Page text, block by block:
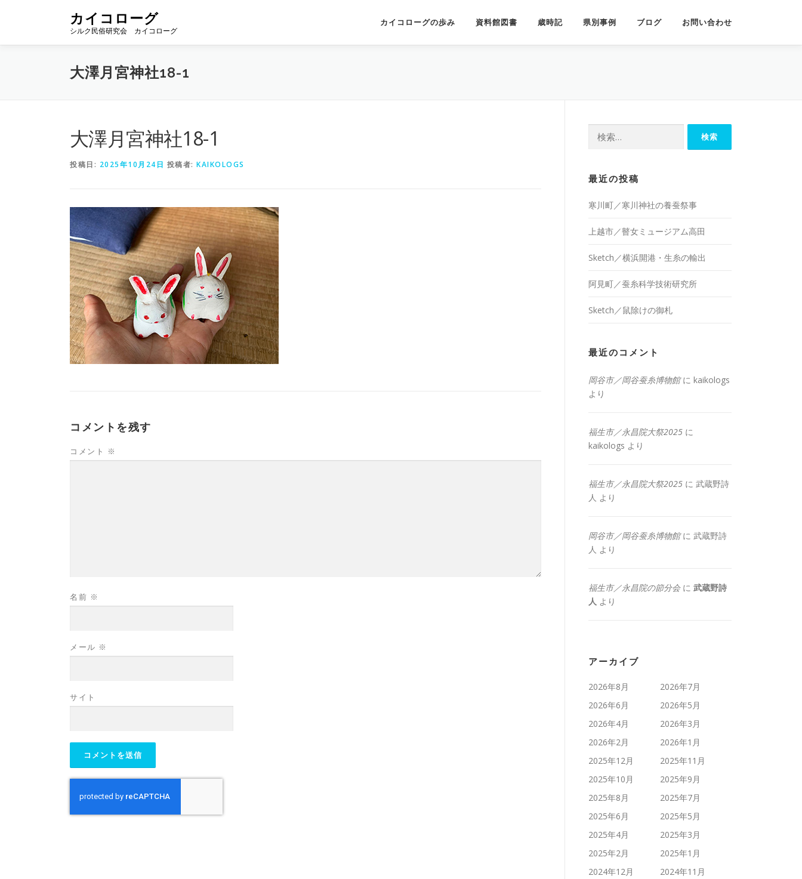
ン
カイコローグ
シルク民俗研究会 カイコローグ
カイコローグの歩み 資料館図書 歳時記 県別事例 ブログ お問い合わせ
大澤月宮神社18-1
大澤月宮神社18-1
投稿日: 2025年10月24日 投稿者: KAIKOLOGS
コメントを残す
コメント ※
名前 ※
メール ※
サイト
最近の投稿
寒川町／寒川神社の養蚕祭事
上越市／瞽女ミュージアム高田
Sketch／横浜開港・生糸の輸出
阿見町／蚕糸科学技術研究所
Sketch／鼠除けの御札
最近のコメント
岡谷市／岡谷蚕糸博物館に kaikologs
より
福生市／永昌院大祭2025 に
kaikologs より
福生市／永昌院大祭2025 に 武蔵野詩
人 より
岡谷市／岡谷蚕糸博物館に 武蔵野詩
人 より
福生市／永昌院の節分会に 武蔵野詩
人 より
アーカイブ
2026年8月
2026年7月
2026年6月
2026年5月
2026年4月
2026年3月
2026年2月
2026年1月
2025年12月
2025年11月
2025年10月
2025年9月
2025年8月
2025年7月
2025年6月
2025年5月
2025年4月
2025年3月
2025年2月
2025年1月
2024年12月
2024年11月